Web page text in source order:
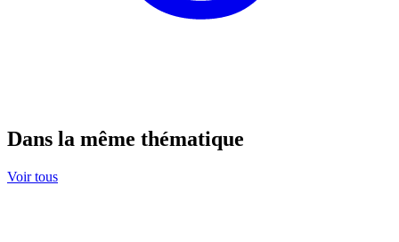
Dans la même thématique
Voir tous